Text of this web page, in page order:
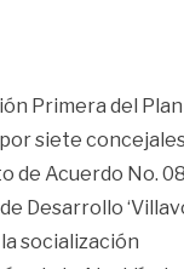
Primera del Plan
siete
de Acuerdo No.
Desarrollo
socialización